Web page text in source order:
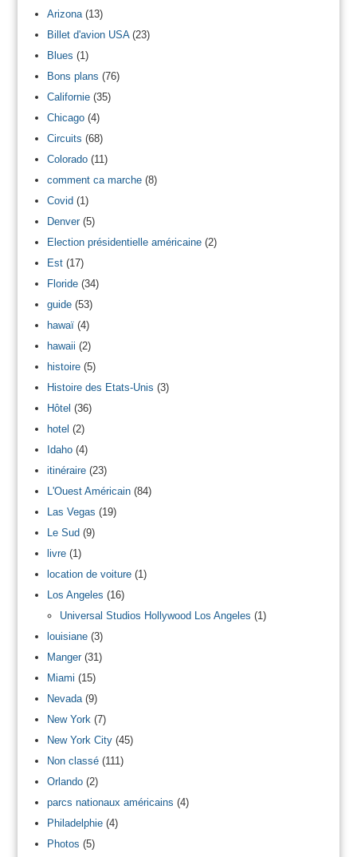
Arizona(13)
Billet d'avion USA(23)
Blues (1)
Bons plans (76)
Californie(35)
Chicago(4)
Circuits (68)
Colorado(11)
comment ca marche(8)
Covid(1)
Denver(5)
Election présidentielle américaine(2)
Est(17)
Floride(34)
guide(53)
hawaï(4)
hawaii (2)
histoire(5)
Histoire des Etats-Unis (3)
Hôtel (36)
hotel (2)
Idaho(4)
itinéraire(23)
L'Ouest Américain(84)
Las Vegas (19)
Le Sud(9)
livre(1)
location de voiture(1)
Los Angeles (16)
Universal Studios Hollywood Los Angeles (1)
louisiane(3)
Manger(31)
Miami (15)
Nevada(9)
New York (7)
New York City(45)
Non classé(111)
Orlando(2)
parcs nationaux américains (4)
Philadelphie(4)
Photos (5)